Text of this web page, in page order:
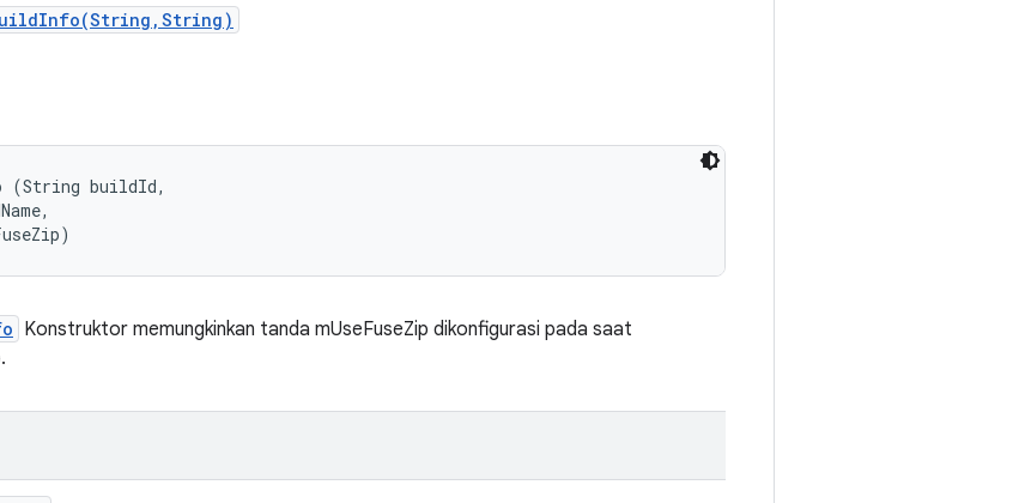
(String buildId,
Konstruktor memungkinkan tanda mUseFuseZip dikonfigurasi pada saat